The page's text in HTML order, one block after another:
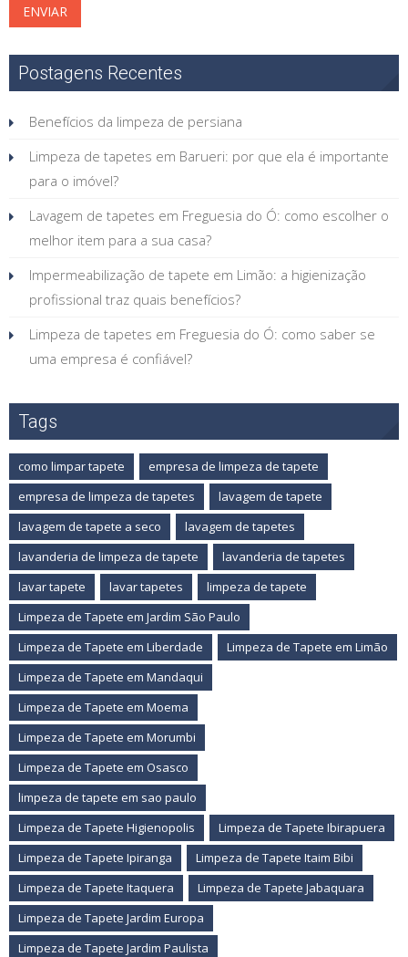
Postagens Recentes
Benefícios da limpeza de persiana
Limpeza de tapetes em Barueri: por que ela é importante
para o imóvel?
Lavagem de tapetes em Freguesia do Ó: como escolher o
melhor item para a sua casa?
Impermeabilização de tapete em Limão: a higienização
profissional traz quais benefícios?
Limpeza de tapetes em Freguesia do Ó: como saber se
uma empresa é confiável?
Tags
como limpar tapete
empresa de limpeza de tapete
empresa de limpeza de tapetes
lavagem de tapete
lavagem de tapete a seco
lavagem de tapetes
lavanderia de limpeza de tapete
lavanderia de tapetes
lavar tapete
lavar tapetes
limpeza de tapete
Limpeza de Tapete em Jardim São Paulo
Limpeza de Tapete em Liberdade
Limpeza de Tapete em Limão
Limpeza de Tapete em Mandaqui
Limpeza de Tapete em Moema
Limpeza de Tapete em Morumbi
Limpeza de Tapete em Osasco
limpeza de tapete em sao paulo
Limpeza de Tapete Higienopolis
Limpeza de Tapete Ibirapuera
Limpeza de Tapete Ipiranga
Limpeza de Tapete Itaim Bibi
Limpeza de Tapete Itaquera
Limpeza de Tapete Jabaquara
Limpeza de Tapete Jardim Europa
Limpeza de Tapete Jardim Paulista